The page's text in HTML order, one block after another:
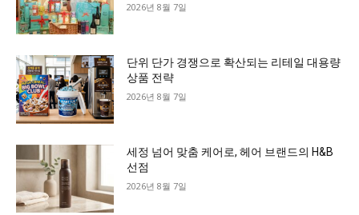
2026년 8월 7일
단위 단가 경쟁으로 확산되는 리테일 대용량
상품 전략
2026년 8월 7일
세정 넘어 맞춤 케어로, 헤어 브랜드의 H&B
선점
2026년 8월 7일